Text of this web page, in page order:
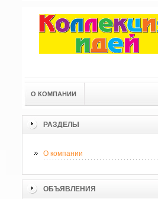
О КОМПАНИИ
РАЗДЕЛЫ
О компании
ОБЪЯВЛЕНИЯ